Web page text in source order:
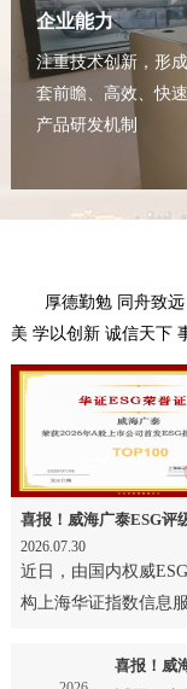
企业能力
注重技术创新，形
套前瞻、高效、快
产品研发机制
厚德勤勉 同舟致
美 学以创新 诚信天下
2026.07.30
近日，由国内权威
构上海华证指数信息
单及评级结果，威海